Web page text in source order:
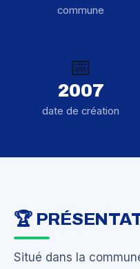
commune
📅
2007
date de création
🏆
Situé dans la